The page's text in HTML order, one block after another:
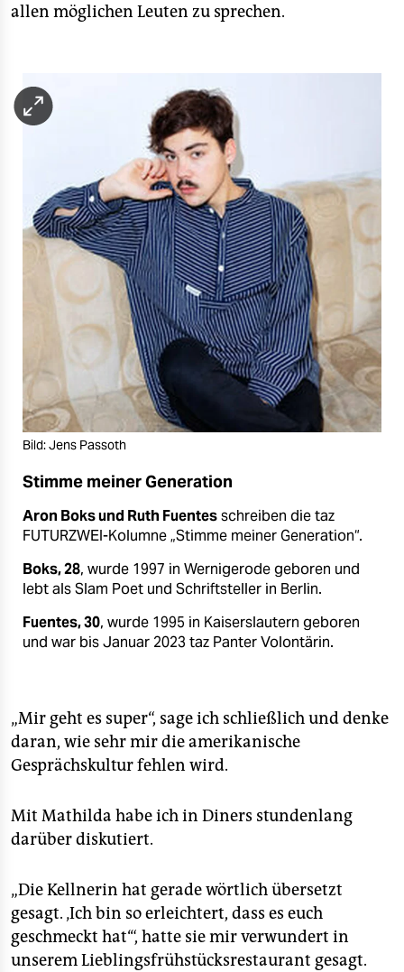
allen möglichen Leuten zu sprechen.
Bild: Jens Passoth
Stimme meiner Generation
Aron Boks und Ruth Fuentesschreiben die taz
FUTURZWEI-Kolumne „Stimme meiner Generation“.
Boks, 28, wurde 1997 in Wernigerode geboren und
lebt als Slam Poet und Schriftsteller in Berlin.
Fuentes, 30, wurde 1995 in Kaiserslautern geboren
und war bis Januar 2023 taz Panter Volontärin.
„Mir geht es super“, sage ich schließlich und denke
daran, wie sehr mir die amerikanische
Gesprächskultur fehlen wird.
Mit Mathilda habe ich in Diners stundenlang
darüber diskutiert.
„Die Kellnerin hat gerade wörtlich übersetzt
gesagt. ‚Ich bin so erleichtert, dass es euch
geschmeckt hat‘“, hatte sie mir verwundert in
unserem Lieblingsfrühstücksrestaurant gesagt.